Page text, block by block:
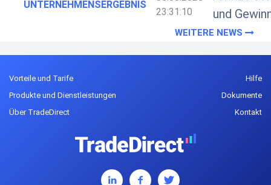
UNTERNEHMENSERGEBNIS
23:31:10
und
WEITERE NEWS
Vorteile und Tarife
Produkte und Dienstleistungen
Über TradeDirect
Hilfe
Dokumente
Kontakt